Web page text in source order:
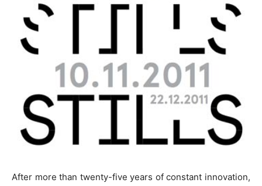
After more than twenty-five years of constant innovation,